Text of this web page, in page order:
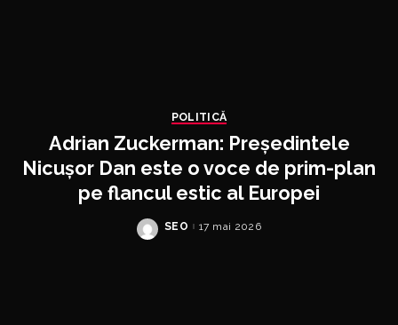
POLITICĂ
Adrian Zuckerman: Președintele
Nicușor Dan este o voce de prim-plan
pe flancul estic al Europei
Posted
SEO 17 mai 2026